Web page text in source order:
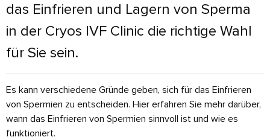
das Einfrieren und Lagern von Sperma
in der Cryos IVF Clinic die richtige Wahl
für Sie sein.
Es kann verschiedene Gründe geben, sich für das Einfrieren
von Spermien zu entscheiden. Hier erfahren Sie mehr darüber,
wann das Einfrieren von Spermien sinnvoll ist und wie es
funktioniert.